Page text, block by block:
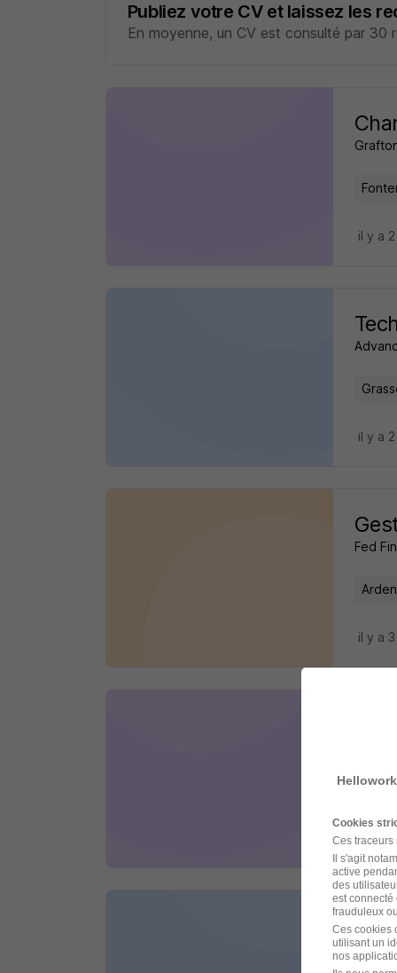
Publiez votre CV et laissez les
En moyenne, un CV est consulté par 30
il y a
il y a
Fed
il y a
il y a
Cookies
Ces traceurs
Il s'agit
active
des
est connecté
frauduleux
Ces cookies
utilisant un
nos